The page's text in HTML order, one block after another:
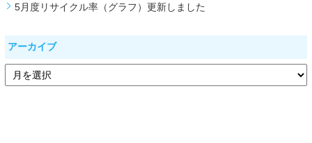
5月度リサイクル率（グラフ）更新しました
アーカイブ